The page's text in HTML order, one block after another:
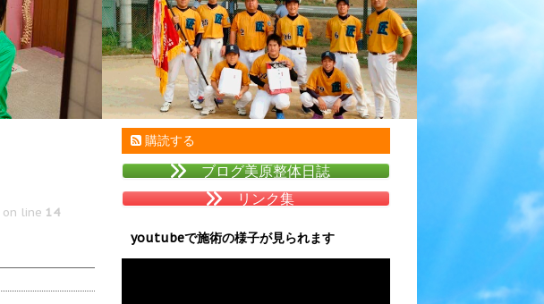
on line 14
購読する
ブログ美原整体日誌
リンク集
youtubeで施術の様子が見られます